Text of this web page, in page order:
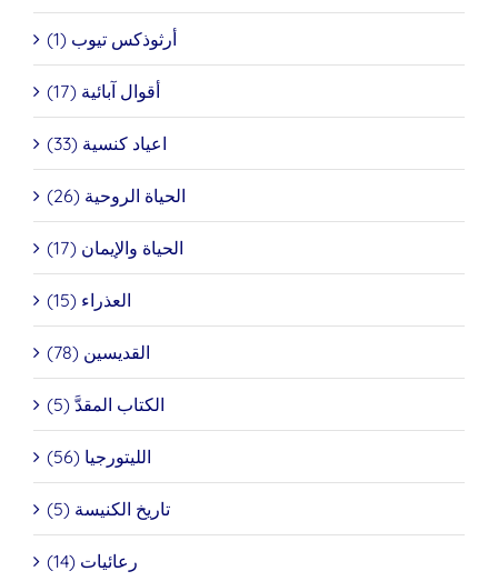
أرثوذكس تيوب (1)
أقوال آبائية (17)
اعياد كنسية (33)
الحياة الروحية (26)
الحياة والإيمان (17)
العذراء (15)
القديسين (78)
الكتاب المقدَّ (5)
الليتورجيا (56)
تاريخ الكنيسة (5)
رعائيات (14)